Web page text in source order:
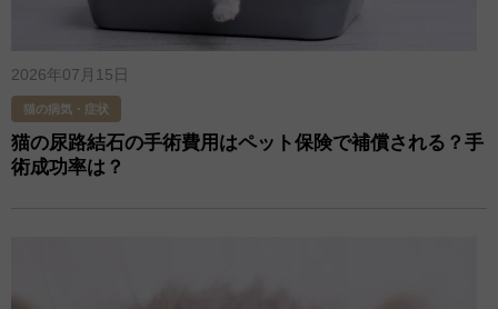
2026年07月15日
猫の病気・症状
猫の尿路結石の手術費用はペット保険で補償される？手
術成功率は？